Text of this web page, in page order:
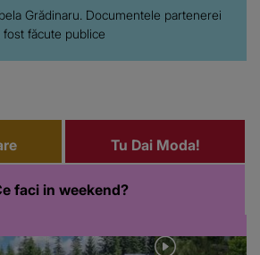
Grădinaru. Documentele partenerei
făcute publice
Tu Dai Moda!
faci in weekend?